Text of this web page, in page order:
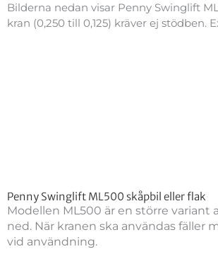
Bilderna nedan visar Penny Swinglift
kran (0,250 till 0,125) kräver ej
Penny Swinglift ML500 skåpbil eller flak
Modellen ML500 är en större
ned. När kranen ska användas
vid användning.